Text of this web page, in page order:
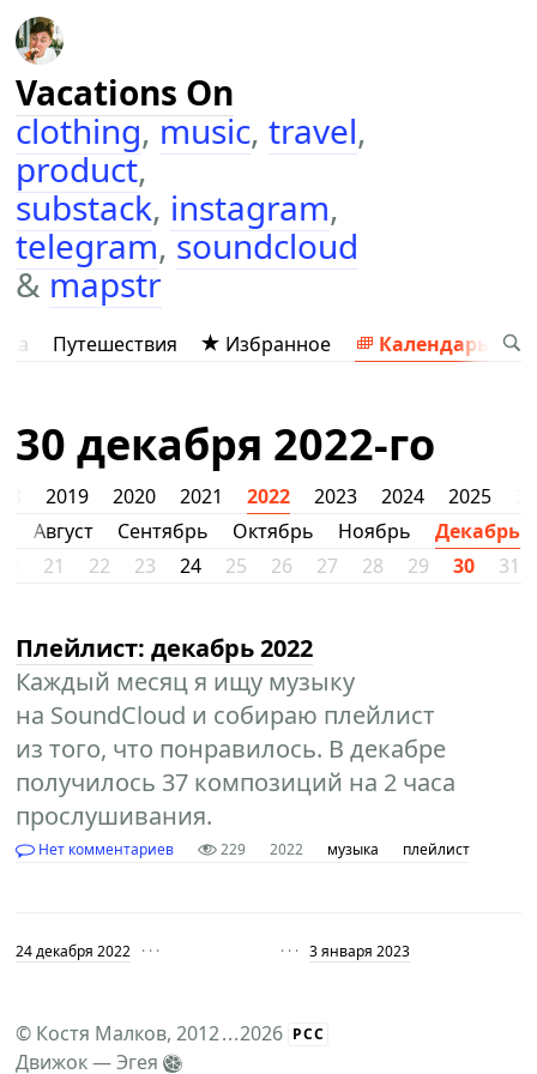
Vacations On
clothing,music,travel,
product,
substack, instagram,
telegram,soundcloud
&mapstr
Путешествия Избранное Календарь
30 декабря 2022-го
2019 2020 2021 2022 2023 2024 2025
Август Сентябрь Октябрь Ноябрь
Декабрь
21 22 23 24 25 26 27 28 29 30 31
Плейлист: декабрь 2022
Каждый месяц я ищу музыку
на SoundCloud и собираю плейлист
из того, что понравилось. В декабре
получилось 37 композиций на 2 часа
прослушивания.
Нет комментариев 229 2022 музыка плейлист
24 декабря 2022 · · · · · · 3 января 2023
© Костя Малков, 2012...2026 РСС
Движок —Эгея